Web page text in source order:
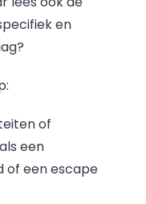
en
of
een
of een escape